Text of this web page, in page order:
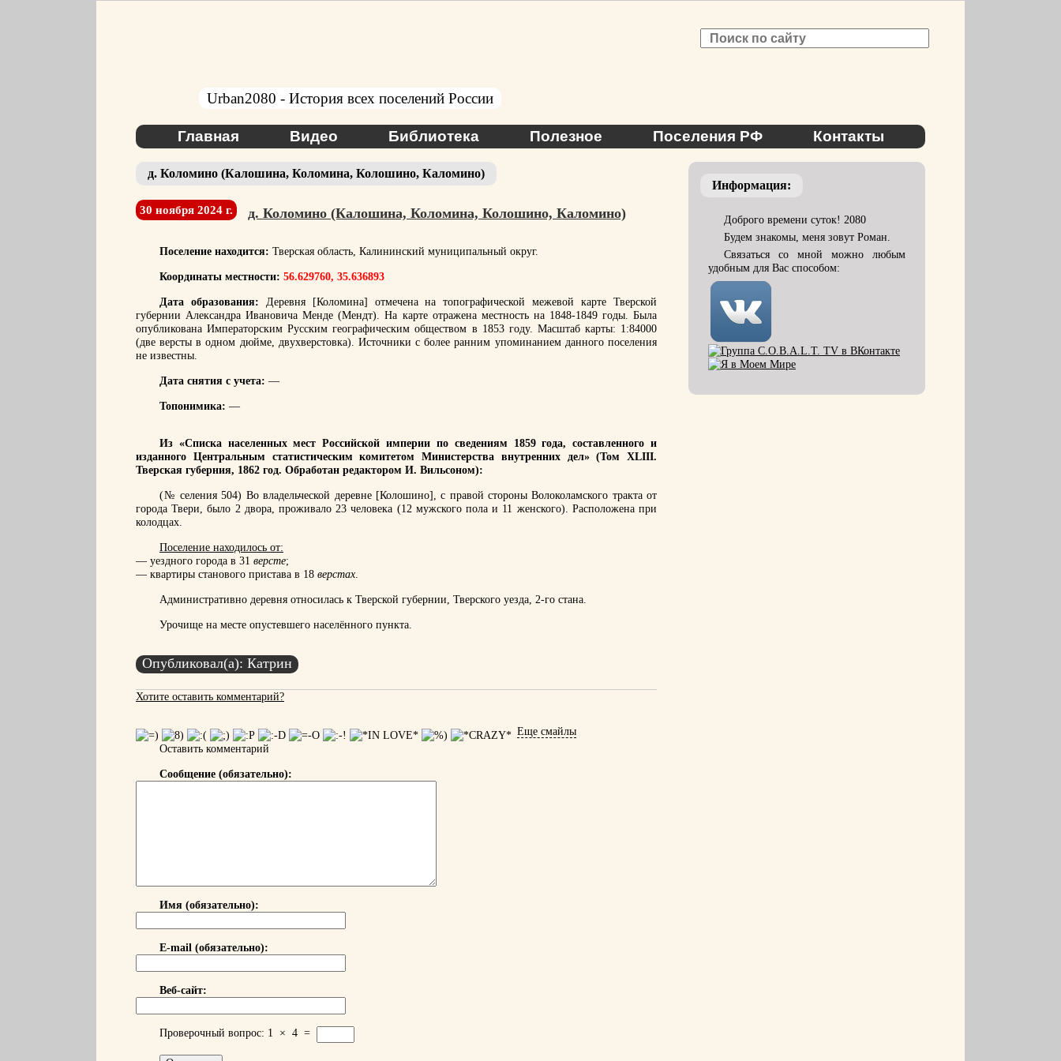
Urban2080 - История всех поселений России
Главная Видео Библиотека Полезное Поселения РФ Контакты
д. Коломино (Калошина, Коломина, Колошино, Каломино)
30 ноября 2024 г. д. Коломино (Калошина, Коломина, Колошино, Каломино)
Поселение находится: Тверская область, Калининский муниципальный округ.
Координаты местности: 56.629760, 35.636893
Дата образования: Деревня [Коломина] отмечена на топографической межевой карте Тверской
губернии Александра Ивановича Менде (Мендт). На карте отражена местность на 1848-1849 годы. Была
опубликована Императорским Русским географическим обществом в 1853 году. Масштаб карты: 1:84000
(две версты в одном дюйме, двухверстовка). Источники с более ранним упоминанием данного поселения
не известны.
Дата снятия с учета: —
Топонимика: —
Из «Списка населенных мест Российской империи по сведениям 1859 года, составленного и
изданного Центральным статистическим комитетом Министерства внутренних дел» (Том XLIII.
Тверская губерния, 1862 год. Обработан редактором И. Вильсоном):
(№ селения 504) Во владельческой деревне [Колошино], с правой стороны Волоколамского тракта от
города Твери, было 2 двора, проживало 23 человека (12 мужского пола и 11 женского). Расположена при
колодцах.
Поселение находилось от:
— уездного города в 31 версте;
— квартиры станового пристава в 18 верстах.
Административно деревня относилась к Тверской губернии, Тверского уезда, 2-го стана.
Урочище на месте опустевшего населённого пункта.
Опубликовал(а): Катрин
Хотите оставить комментарий?
Еще смайлы
Оставить комментарий
Сообщение (обязательно):
Имя (обязательно):
E-mail (обязательно):
Веб-сайт:
Проверочный вопрос: 1 × 4 =
Информация:
Доброго времени суток! 2080
Будем знакомы, меня зовут Роман.
Связаться со мной можно любым
удобным для Вас способом: